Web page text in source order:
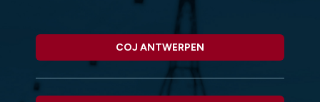
COJ ANTWERPEN